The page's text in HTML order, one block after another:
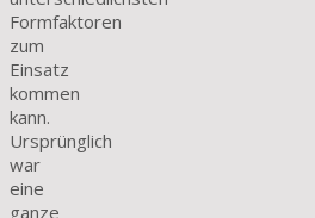
Formfaktoren
zum
Einsatz
kommen
kann.
Ursprünglich
war
eine
ganze